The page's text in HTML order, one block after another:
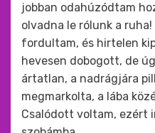
jobban odahúzódtam
olvadna le rólunk a
fordultam, és hirtelen
hevesen dobogott, de
ártatlan, a nadrágjára
megmarkolta, a lába
Csalódott voltam, ezért